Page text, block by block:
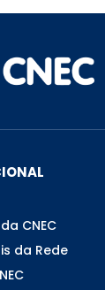
CNEC
da Rede